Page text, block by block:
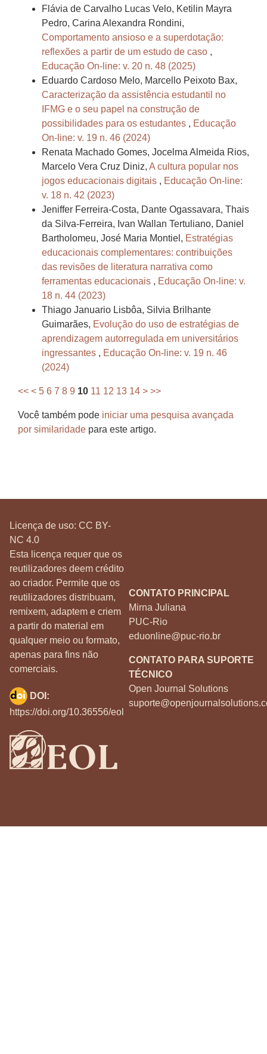
Flávia de Carvalho Lucas Velo, Ketilin Mayra
Pedro, Carina Alexandra Rondini,
Comportamento ansioso e a superdotação:
reflexões a partir de um estudo de caso ,
Educação On-line: v. 20 n. 48 (2025)
Eduardo Cardoso Melo, Marcello Peixoto Bax,
Caracterização da assistência estudantil no
IFMG e o seu papel na construção de
possibilidades para os estudantes , Educação
On-line: v. 19 n. 46 (2024)
Renata Machado Gomes, Jocelma Almeida Rios,
Marcelo Vera Cruz Diniz, A cultura popular nos
jogos educacionais digitais , Educação On-line:
v. 18 n. 42 (2023)
Jeniffer Ferreira-Costa, Dante Ogassavara, Thais
da Silva-Ferreira, Ivan Wallan Tertuliano, Daniel
Bartholomeu, José Maria Montiel, Estratégias
educacionais complementares: contribuições
das revisões de literatura narrativa como
ferramentas educacionais , Educação On-line: v.
18 n. 44 (2023)
Thiago Januario Lisbôa, Silvia Brilhante
Guimarães, Evolução do uso de estratégias de
aprendizagem autorregulada em universitários
ingressantes , Educação On-line: v. 19 n. 46
(2024)
<< < 5 6 7 8 9 10 11 12 13 14 > >>
Você também pode iniciar uma pesquisa avançada
por similaridade para este artigo.
Licença de uso: CC BY-
NC 4.0
Esta licença requer que os
reutilizadores deem crédito
ao criador. Permite que os
reutilizadores distribuam,
remixem, adaptem e criem
a partir do material em
qualquer meio ou formato,
apenas para fins não
comerciais.
CONTATO PRINCIPAL
Mirna Juliana
PUC-Rio
eduonline@puc-rio.br
CONTATO PARA SUPORTE
TÉCNICO
Open Journal Solutions
DOI:
https://doi.org/10.36556/eol